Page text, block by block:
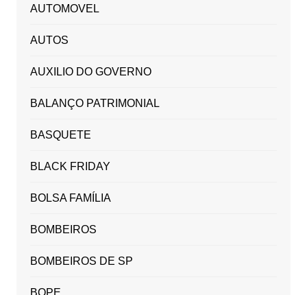
AUTOMOVEL
AUTOS
AUXILIO DO GOVERNO
BALANÇO PATRIMONIAL
BASQUETE
BLACK FRIDAY
BOLSA FAMÍLIA
BOMBEIROS
BOMBEIROS DE SP
BOPE